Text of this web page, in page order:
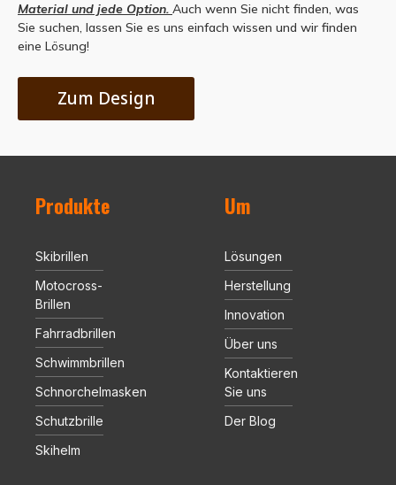
Material und jede Option. Auch wenn Sie nicht finden, was
Sie suchen, lassen Sie es uns einfach wissen und wir finden
eine Lösung!
Zum Design
Produkte
Skibrillen
Motocross-
Brillen
Fahrradbrillen
Schwimmbrillen
Schnorchelmasken
Schutzbrille
Skihelm
Um
Lösungen
Herstellung
Innovation
Über uns
Kontaktieren
Sie uns
Der Blog